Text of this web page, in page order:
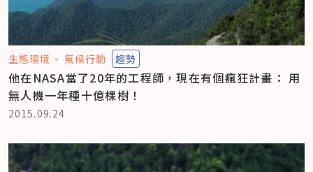
生態環境 氣候行動 趨勢
他在NASA當了20年的工程師，現在有個瘋狂計畫： 用
無人機一年種十億棵樹！
2015.09.24